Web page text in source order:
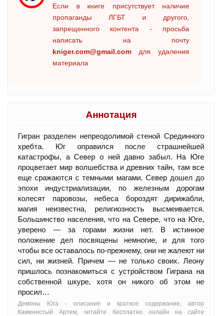
Если в книге присутствует наличие
пропаганды ЛГБТ и другого,
запрещенного контента - просьба
написать на почту
kniger.com@gmail.com для удаления
материала
Аннотация
Гигран разделен непреодолимой стеной Срединного
хребта. Юг оправился после страшнейшей
катастрофы, а Север о ней давно забыл. На Юге
процветает мир волшебства и древних тайн, там все
еще сражаются с темными магами. Север дошел до
эпохи индустриализации, по железным дорогам
колесят паровозы, небеса бороздят дирижабли,
магия неизвестна, религиозность высмеивается.
Большинство населения, что на Севере, что на Юге,
уверено — за горами жизни нет. В истинное
положение дел посвящены немногие, и для того
чтобы все оставалось по-прежнему, они не жалеют ни
сил, ни жизней. Причем — не только своих. Леону
пришлось познакомиться с устройством Гиграна на
собственной шкуре, хотя он никого об этом не
просил…
Демоны Юга - oписание и краткое содержание, автор
Каменистый Артем, читайте бесплатно онлайн на сайте